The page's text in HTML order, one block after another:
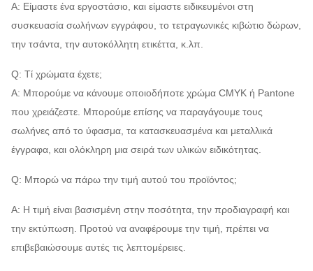
Α: Είμαστε ένα εργοστάσιο, και είμαστε ειδικευμένοι στη
συσκευασία σωλήνων εγγράφου, το τετραγωνικές κιβώτιο δώρων,
την τσάντα, την αυτοκόλλητη ετικέττα, κ.λπ.
Q: Τί χρώματα έχετε;
Α: Μπορούμε να κάνουμε οποιοδήποτε χρώμα CMYK ή Pantone
που χρειάζεστε. Μπορούμε επίσης να παραγάγουμε τους
σωλήνες από το ύφασμα, τα κατασκευασμένα και μεταλλικά
έγγραφα, και ολόκληρη μια σειρά των υλικών ειδικότητας.
Q: Μπορώ να πάρω την τιμή αυτού του προϊόντος;
Α: Η τιμή είναι βασισμένη στην ποσότητα, την προδιαγραφή και
την εκτύπωση. Προτού να αναφέρουμε την τιμή, πρέπει να
επιβεβαιώσουμε αυτές τις λεπτομέρειες.